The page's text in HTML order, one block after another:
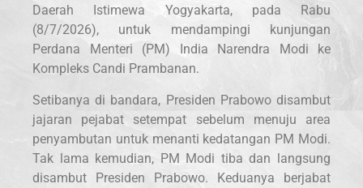
Daerah Istimewa Yogyakarta, pada Rabu
(8/7/2026), untuk mendampingi kunjungan
Perdana Menteri (PM) India Narendra Modi ke
Kompleks Candi Prambanan.
Setibanya di bandara, Presiden Prabowo disambut
jajaran pejabat setempat sebelum menuju area
penyambutan untuk menanti kedatangan PM Modi.
Tak lama kemudian, PM Modi tiba dan langsung
disambut Presiden Prabowo. Keduanya berjabat